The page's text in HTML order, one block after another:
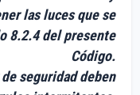
las luces que se
8.2.4 del presente
Código.
seguridad deben